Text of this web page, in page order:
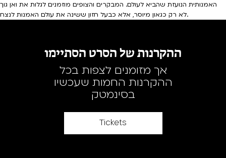
האמנותית הנועזת שהביא לעולם. המבקרים והצופים מוזמנים לגלות את ואן גוך
לא רק כגאון מיוסר, אלא כבעל חזון ששינה את עולם האמנות לנצח.
ההקרנות של הסרט הסתיימו
אך מזומנים לצפות בכל
ההקרנות החמות שעכשיו
בסינמטק
Tickets